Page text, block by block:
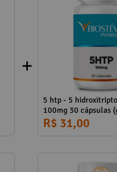
5 htp - 5
100mg 30 cápsulas
simplicifolia)
R$ 31,00